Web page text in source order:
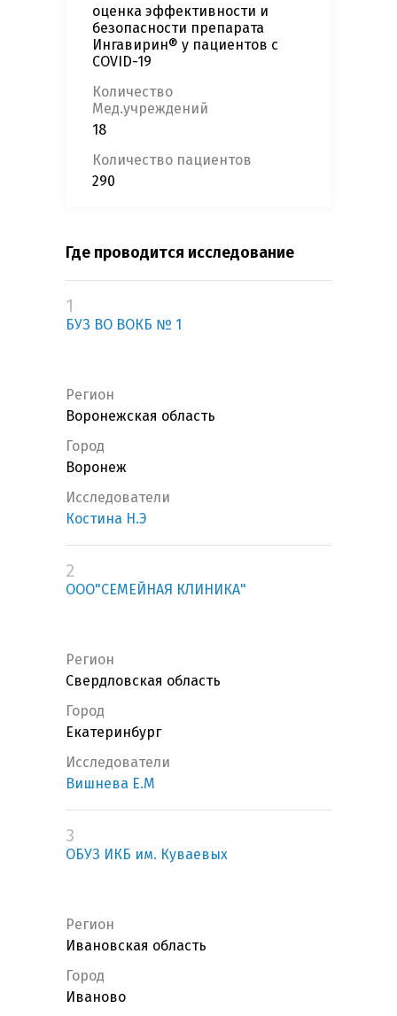
оценка эффективности и
безопасности препарата
Ингавирин® у пациентов с
COVID-19
Количество
Мед.учреждений
18
Количество пациентов
290
Где проводится исследование
1
БУЗ ВО ВОКБ № 1
Регион
Воронежская область
Город
Воронеж
Исследователи
Костина Н.Э
2
ООО"СЕМЕЙНАЯ КЛИНИКА"
Регион
Свердловская область
Город
Екатеринбург
Исследователи
Вишнева Е.М
3
ОБУЗ ИКБ им. Куваевых
Регион
Ивановская область
Город
Иваново